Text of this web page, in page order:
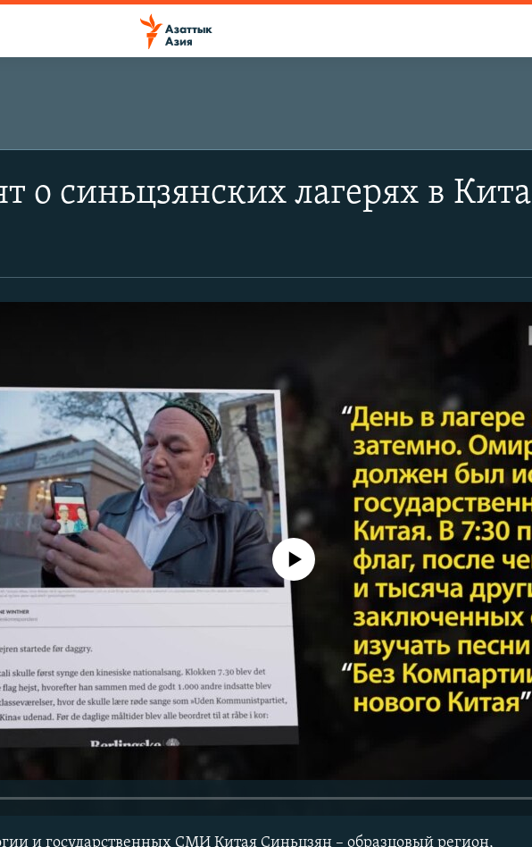
о синьцзянских лагерях в
No media source currently available
и государственных СМИ Китая Синьцзян – образцовый регион,